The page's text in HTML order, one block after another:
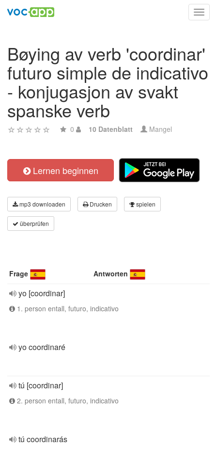
Bøying av verb 'coordinar'
futuro simple de indicativo
- konjugasjon av svakt
spanske verb
0 10 Datenblatt Mangel
Lernen beginnen
mp3 downloaden Drucken spielen
überprüfen
Frage Antworten
yo [coordinar]
1. person entall, futuro, indicativo
yo coordinaré
tú [coordinar]
2. person entall, futuro, indicativo
tú coordinarás